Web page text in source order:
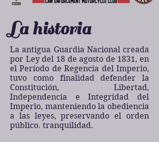
La historia
La antigua Guardia Nacional creada
por Ley del 18 de agosto de 1831, en
el Período de Regencia del Imperio,
tuvo como finalidad defender la
Constitución, Libertad,
Independencia e Integridad del
Imperio, manteniendo la obediencia
a las leyes, preservando el orden
público. tranquilidad.